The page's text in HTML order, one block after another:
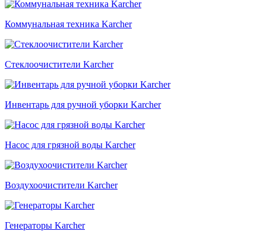
Коммунальная техника Karcher
Стеклоочистители Karcher
Инвентарь для ручной уборки Karcher
Насос для грязной воды Karcher
Воздухоочистители Karcher
Генераторы Karcher